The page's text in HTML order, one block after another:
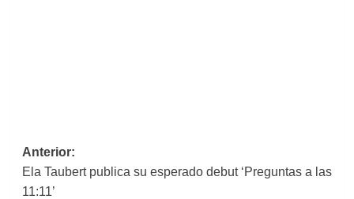
Navegación
de
Anterior:
Ela Taubert publica su esperado debut ‘Preguntas a las
11:11’